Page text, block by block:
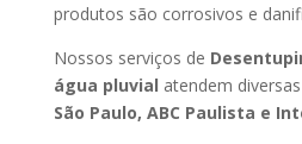
produtos são corrosivos e
Nossos serviços de
água pluvial atendem
São Paulo, ABC Paulista e